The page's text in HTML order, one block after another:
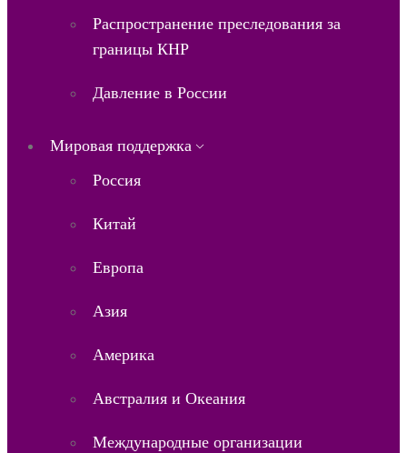
Распространение преследования за
границы КНР
Давление в России
Мировая поддержка
Россия
Китай
Европа
Азия
Америка
Австралия и Океания
Международные организации